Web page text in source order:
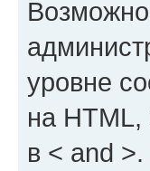
уровне
на HTML,
в < and